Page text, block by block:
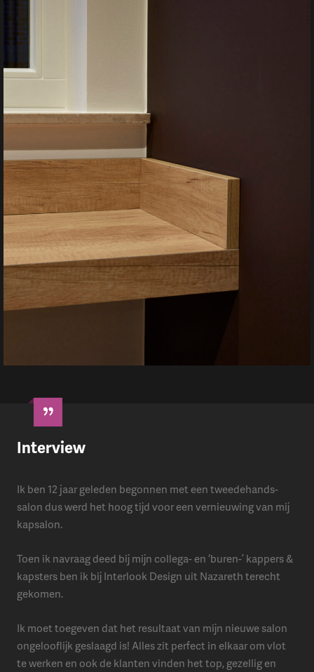
Interview
Ik ben 12 jaar geleden begonnen met een tweedehands-
salon dus werd het hoog tijd voor een vernieuwing van mij
kapsalon.
Toen ik navraag deed bij mijn collega- en ‘buren-’ kappers &
kapsters ben ik bij Interlook Design uit Nazareth terecht
gekomen.
Ik moet toegeven dat het resultaat van mijn nieuwe salon
ongelooflijk geslaagd is! Alles zit perfect in elkaar om vlot
te werken en ook de klanten vinden het top, gezellig en